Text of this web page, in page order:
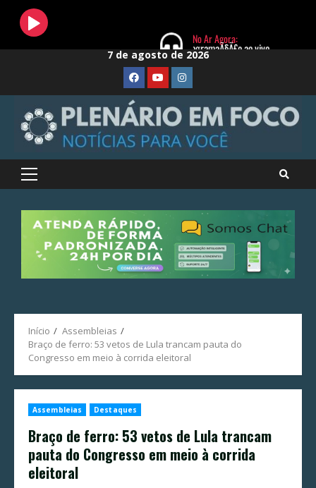
Skip
7 de agosto de 2026
FaceBook
YoutubeInstagram
Primary
Início
Assembleias
Braço de ferro: 53 vetos de Lula trancam pauta do
Congresso em meio à corrida eleitoral
Assembleias Destaques
Braço de ferro: 53 vetos de Lula trancam
pauta do Congresso em meio à corrida
eleitoral